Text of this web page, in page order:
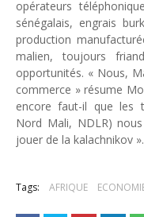
opérateurs
sénégalais, engrais
production
malien, toujours
opportunités. « Nous,
commerce » résume
encore faut-il que les
Nord Mali, NDLR)
jouer de la kalachnikov ».
Tags: AFRIQUE